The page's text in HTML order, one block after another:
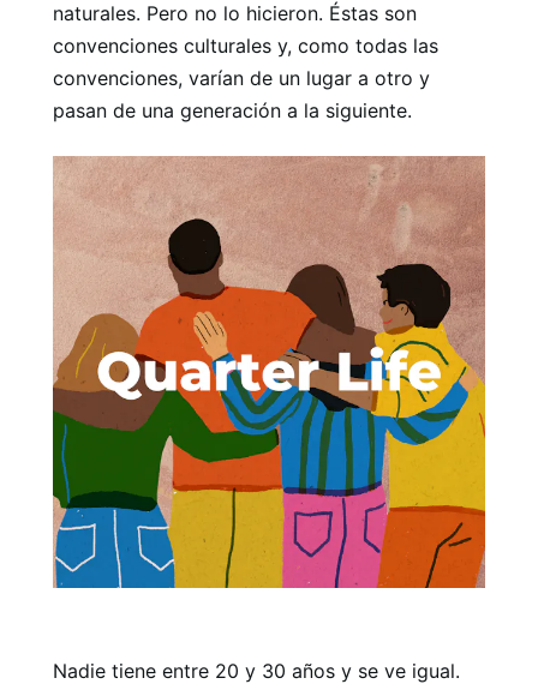
naturales. Pero no lo hicieron. Éstas son
convenciones culturales y, como todas las
convenciones, varían de un lugar a otro y
pasan de una generación a la siguiente.
Nadie tiene entre 20 y 30 años y se ve igual.